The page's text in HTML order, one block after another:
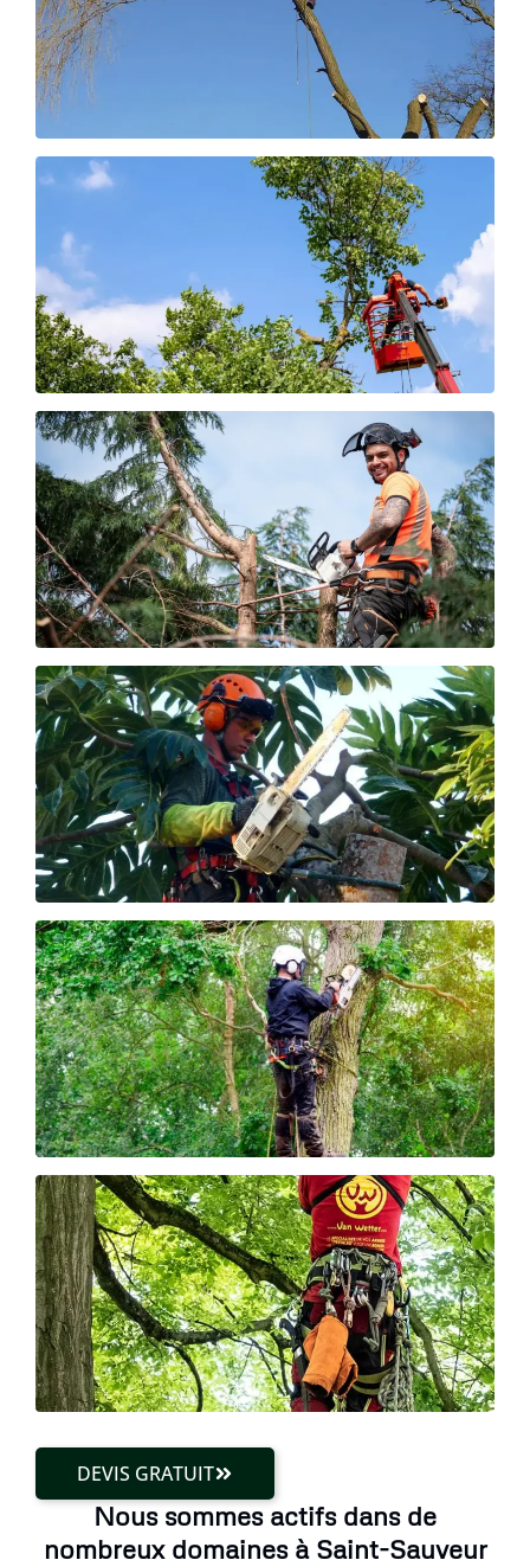
DEVIS GRATUIT
Nous sommes actifs dans de
nombreux domaines à Saint-Sauveur